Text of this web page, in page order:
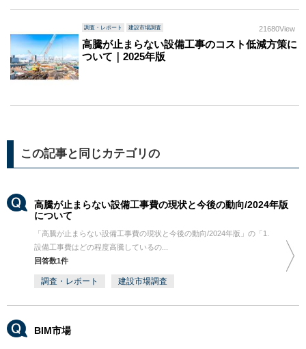
調査・レポート 建設市場調査 21680View
高騰が止まらない設備工事のコスト低減方策に
ついて｜2025年版
この記事と同じカテゴリの
高騰が止まらない設備工事費の現状と今後の動向/2024年版
について
「高騰が止まらない設備工事費の現状と今後の動向/2024年版」の「1.
設備工事費はどの程度高騰しているの...
回答数1件
調査・レポート 建設市場調査
BIM市場